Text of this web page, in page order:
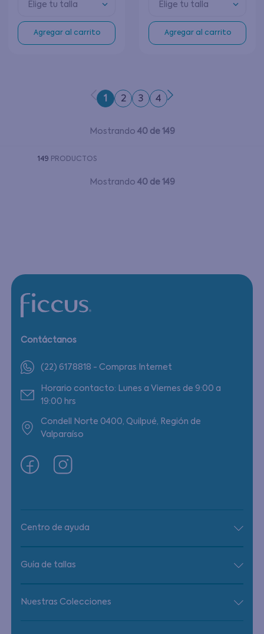
Elige tu talla
Agregar al carrito
Elige tu talla
Agregar al carrito
1 2 3 4
Mostrando 40 de 149
149 PRODUCTOS
Mostrando 40 de 149
Contáctanos
(22) 6178818 - Compras Internet
Horario contacto: Lunes a Viernes de 9:00 a
19:00 hrs
Condell Norte 0400, Quilpué, Región de
Valparaíso
Centro de ayuda
Guía de tallas
Nuestras Colecciones